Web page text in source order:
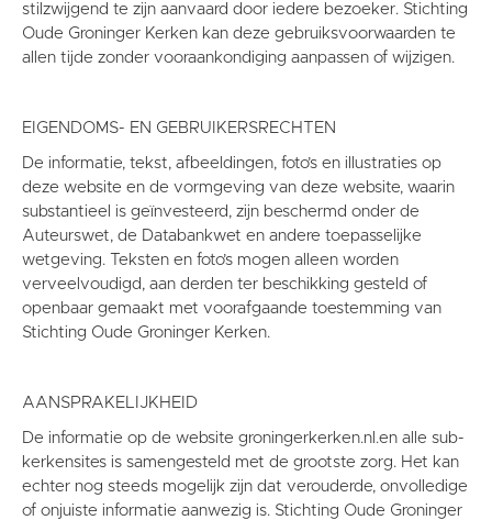
Steun ons
Contact
stilzwijgend te zijn aanvaard door iedere bezoeker. Stichting
Oude Groninger Kerken kan deze gebruiksvoorwaarden te
allen tijde zonder vooraankondiging aanpassen of wijzigen.
EIGENDOMS- EN GEBRUIKERSRECHTEN
De informatie, tekst, afbeeldingen, foto’s en illustraties op
deze website en de vormgeving van deze website, waarin
substantieel is geïnvesteerd, zijn beschermd onder de
Auteurswet, de Databankwet en andere toepasselijke
wetgeving. Teksten en foto’s mogen alleen worden
verveelvoudigd, aan derden ter beschikking gesteld of
openbaar gemaakt met voorafgaande toestemming van
Stichting Oude Groninger Kerken.
AANSPRAKELIJKHEID
De informatie op de website groningerkerken.nl.en alle sub-
kerkensites is samengesteld met de grootste zorg. Het kan
echter nog steeds mogelijk zijn dat verouderde, onvolledige
of onjuiste informatie aanwezig is. Stichting Oude Groninger